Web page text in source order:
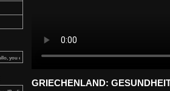
GRIECHENLAND: